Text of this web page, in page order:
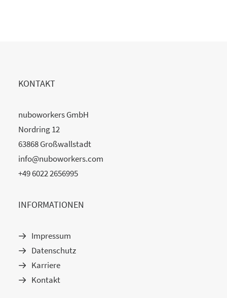
KONTAKT
nuboworkers GmbH
Nordring 12
63868 Großwallstadt
info@nuboworkers.com
+49 6022 2656995
INFORMATIONEN
Impressum
Datenschutz
Karriere
Kontakt